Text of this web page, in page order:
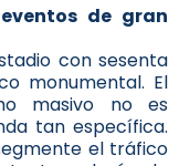
de gran
con sesenta
monumental. El
masivo no es
tan específica.
el tráfico